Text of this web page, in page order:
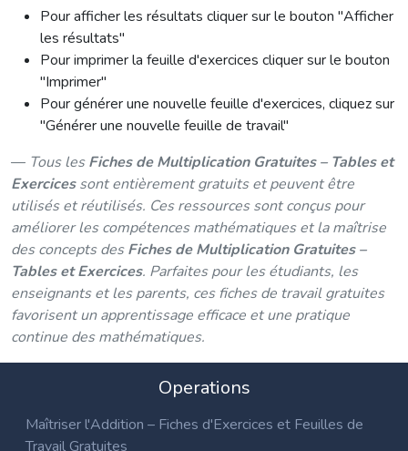
Pour afficher les résultats cliquer sur le bouton "Afficher
les résultats"
Pour imprimer la feuille d'exercices cliquer sur le bouton
"Imprimer"
Pour générer une nouvelle feuille d'exercices, cliquez sur
"Générer une nouvelle feuille de travail"
Tous lesFiches de Multiplication Gratuites – Tables et
Exercicessont entièrement gratuits et peuvent être
utilisés et réutilisés. Ces ressources sont conçus pour
améliorer les compétences mathématiques et la maîtrise
des concepts desFiches de Multiplication Gratuites –
Tables et Exercices. Parfaites pour les étudiants, les
enseignants et les parents, ces fiches de travail gratuites
favorisent un apprentissage efficace et une pratique
continue des mathématiques.
Operations
Maîtriser l'Addition – Fiches d'Exercices et Feuilles de
Travail Gratuites